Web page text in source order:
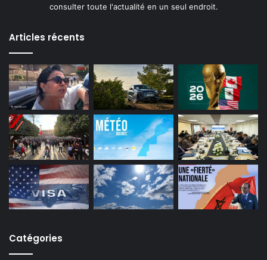
consulter toute l'actualité en un seul endroit.
Articles récents
Catégories